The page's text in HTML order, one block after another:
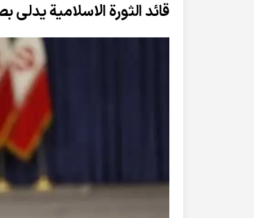
قائد الثورة الاسلامية يدلى